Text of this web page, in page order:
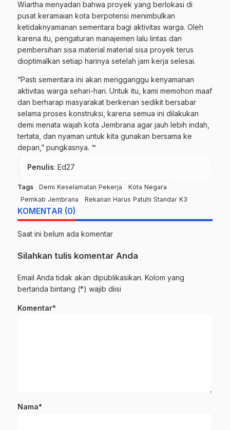
Wiartha menyadari bahwa proyek yang berlokasi di
pusat keramaian kota berpotensi menimbulkan
ketidaknyamanan sementara bagi aktivitas warga. Oleh
karena itu, pengaturan manajemen lalu lintas dan
pembersihan sisa material material sisa proyek terus
dioptimalkan setiap harinya setelah jam kerja selesai.
“Pasti sementara ini akan mengganggu kenyamanan
aktivitas warga sehari-hari. Untuk itu, kami memohon maaf
dan berharap masyarakat berkenan sedikit bersabar
selama proses konstruksi, karena semua ini dilakukan
demi menata wajah kota Jembrana agar jauh lebih indah,
tertata, dan nyaman untuk kita gunakan bersama ke
depan,” pungkasnya. ™
Penulis: Ed27
Tags Demi Keselamatan Pekerja
Kota Negara
Pemkab Jembrana
Rekanan Harus Patuhi Standar K3
KOMENTAR (0)
Saat ini belum ada komentar
Silahkan tulis komentar Anda
Email Anda tidak akan dipublikasikan. Kolom yang
bertanda bintang (*) wajib diisi
Komentar*
Nama*